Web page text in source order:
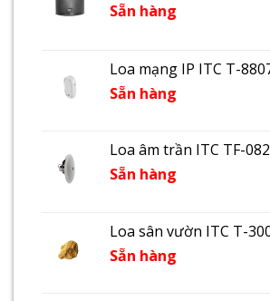
Sẵn hàng
Loa mạng IP ITC T-
Sẵn hàng
Loa âm trần ITC TF-
Sẵn hàng
Loa sân vườn ITC T-
Sẵn hàng